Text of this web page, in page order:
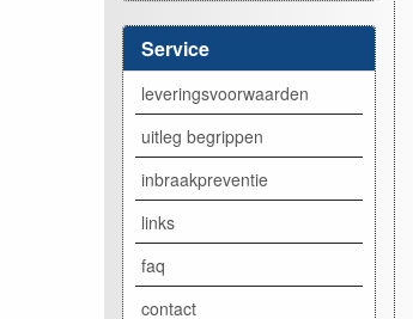
Service
leveringsvoorwaarden
uitleg begrippen
inbraakpreventie
links
faq
contact